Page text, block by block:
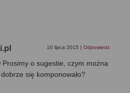
10 lipca 2015 | Odpowiedz
o sugestie, czym można
się komponowało?